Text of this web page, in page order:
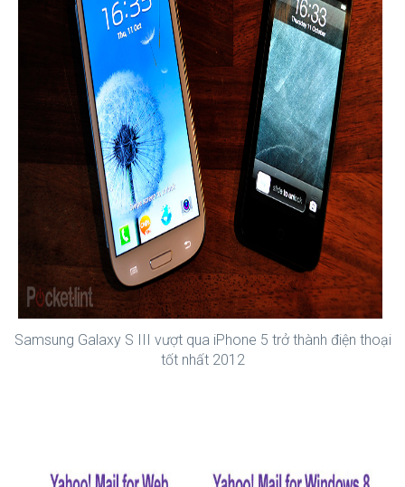
Samsung Galaxy S III vượt qua iPhone 5 trở thành điện thoại
tốt nhất 2012